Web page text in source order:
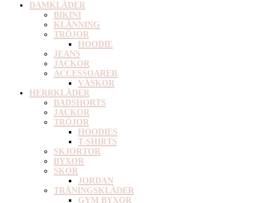
DAMKLÄDER
BIKINI
KLÄNNING
TRÖJOR
HOODIE
JEANS
JACKOR
ACCESSOARER
VÄSKOR
HERRKLÄDER
BADSHORTS
JACKOR
TRÖJOR
HOODIES
T-SHIRTS
SKJORTOR
BYXOR
SKOR
JORDAN
TRÄNINGSKLÄDER
GYM BYXOR